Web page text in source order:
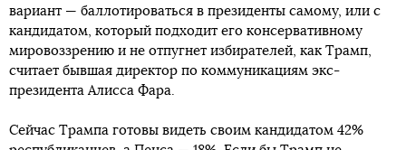
вариант — баллотироваться в президенты самому, или с
кандидатом, который подходит его консервативному
мировоззрению и не отпугнет избирателей, как Трамп,
считает бывшая директор по коммуникациям экс-
президента Алисса Фара.
Сейчас Трампа готовы видеть своим кандидатом 42%